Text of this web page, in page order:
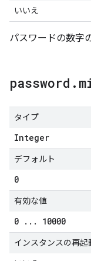
いいえ
パスワードの数字
password .
タイプ
Integer
デフォルト
0
有効な値
0 . . . 10000
インスタンスの再起